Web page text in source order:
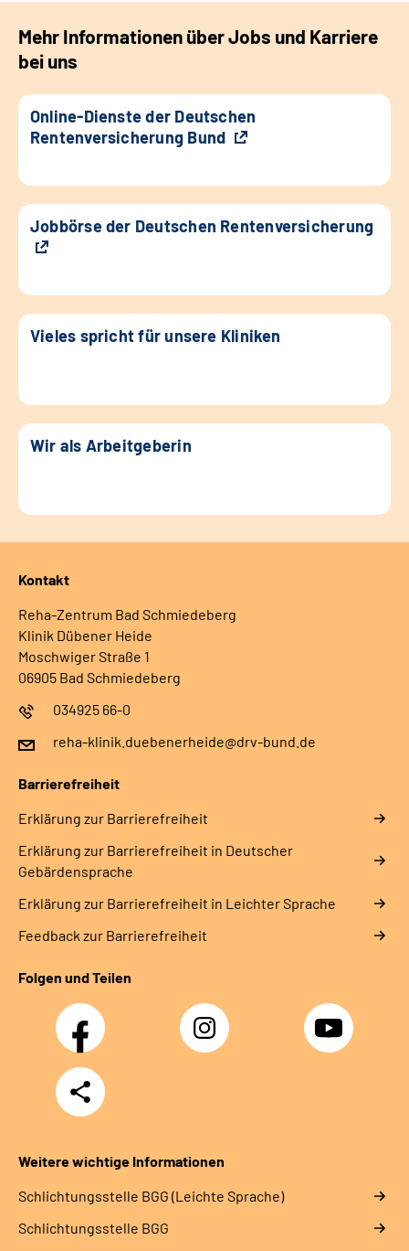
Mehr Informationen über Jobs und Karriere
bei uns
Online-Dienste der Deutschen
Rentenversicherung Bund
Jobbörse der Deutschen Rentenversicherung
Vieles spricht für unsere Kliniken
Wir als Arbeitgeberin
Kontakt
Reha-Zentrum Bad Schmiedeberg
Klinik Dübener Heide
Moschwiger Straße 1
06905 Bad Schmiedeberg
034925 66-0
reha-klinik.duebenerheide@drv-bund.de
Barrierefreiheit
Erklärung zur Barrierefreiheit
Erklärung zur Barrierefreiheit in Deutscher
Gebärdensprache
Erklärung zur Barrierefreiheit in Leichter Sprache
Feedback zur Barrierefreiheit
Folgen und Teilen
Facebook Instagram YouTube
Teilen
Weitere wichtige Informationen
Schlich­tungs­stel­le BGG (Leichte Sprache)
Schlich­tungs­stel­le BGG